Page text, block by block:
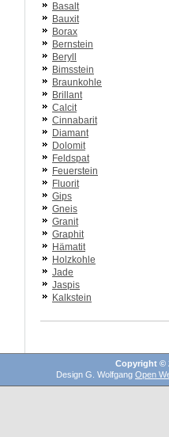
Basalt
Bauxit
Borax
Bernstein
Beryll
Bimsstein
Braunkohle
Brillant
Calcit
Cinnabarit
Diamant
Dolomit
Feldspat
Feuerstein
Fluorit
Gips
Gneis
Granit
Graphit
Hämatit
Holzkohle
Jade
Jaspis
Kalkstein
Copyright ©
Design G. Wolfgang Open